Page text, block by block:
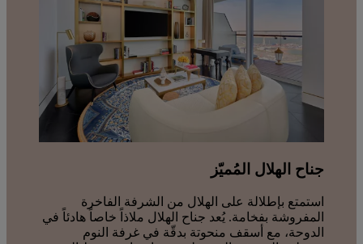
جناح الهلال المُميّز
استمتع بإطلالة على الهلال من الشرفة الفاخرة
المفروشة بفخامة. يُعد جناح الهلال ملاذاً خاصاً هادئاً في
الدوحة، مع أسقف منحوتة بدقّة في غرفة النوم